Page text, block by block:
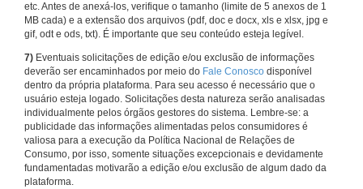
etc. Antes de anexá-los, verifique o tamanho (limite de 5 anexos de 1
MB cada) e a extensão dos arquivos (pdf, doc e docx, xls e xlsx, jpg e
gif, odt e ods, txt). É importante que seu conteúdo esteja legível.
7) Eventuais solicitações de edição e/ou exclusão de informações
deverão ser encaminhados por meio do Fale Conosco disponível
dentro da própria plataforma. Para seu acesso é necessário que o
usuário esteja logado. Solicitações desta natureza serão analisadas
individualmente pelos órgãos gestores do sistema. Lembre-se: a
publicidade das informações alimentadas pelos consumidores é
valiosa para a execução da Política Nacional de Relações de
Consumo, por isso, somente situações excepcionais e devidamente
fundamentadas motivarão a edição e/ou exclusão de algum dado da
plataforma.